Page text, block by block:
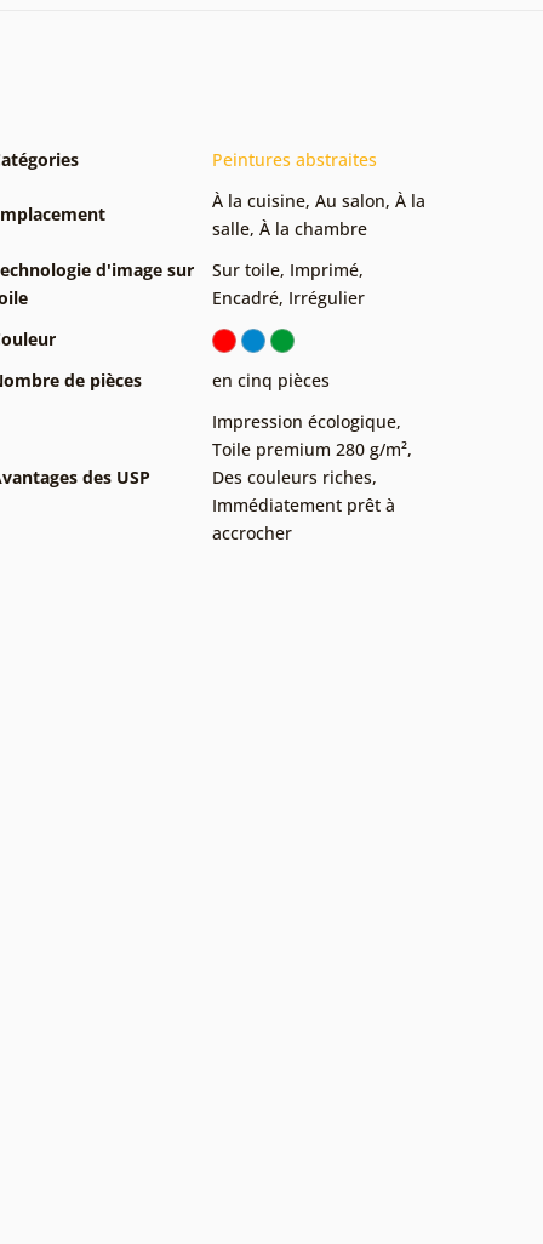
Peintures abstraites
À la cuisine, Au salon, À la
salle, À la chambre
d'image sur
Sur toile, Imprimé,
Encadré, Irrégulier
de pièces
en cinq pièces
des USP
Impression écologique,
Toile premium 280 g/m²,
Des couleurs riches,
Immédiatement prêt à
accrocher